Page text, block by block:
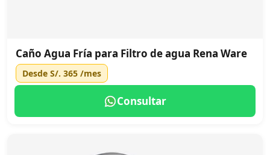
Caño Agua Fría para Filtro de agua Rena Ware
Desde S/. 365 /mes
Consultar